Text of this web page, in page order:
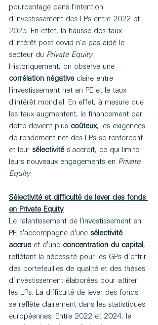
pourcentage dans l’intention
d’investissement des LPs entre 2022 et
2025. En effet, la hausse des taux
d’intérêt post covid n’a pas aidé le
secteur du Private Equity.
Historiquement, on observe une
corrélation négative claire entre
l'investissement net en PE et le taux
d'intérêt mondial. En effet, à mesure que
les taux augmentent, le financement par
dette devient plus coûteux, les exigences
de rendement net des LPs se renforcent
et leur sélectivité s’accroît, ce qui limite
leurs nouveaux engagements en Private
Equity.
Sélectivité et difficulté de lever des fonds
en Private Equity
Le ralentissement de l'investissement en
PE s'accompagne d'une sélectivité
accrue et d'une concentration du capital,
reflétant la nécessité pour les GPs d’offrir
des portefeuilles de qualité et des thèses
d’investissement élaborées pour attirer
les LPs. La difficulté de lever des fonds
se reflète clairement dans les statistiques
européennes. Entre 2022 et 2024, le